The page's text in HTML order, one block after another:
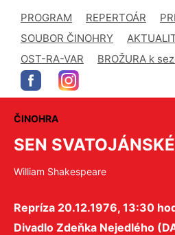
PROGRAM REPERTOÁR
SOUBOR ČINOHRY
OST-RA-VAR
BROŽURA k
ČINOHRA
SEN
William Shakespeare
Repríza 20.12.1976, 13:30
Divadlo Zdeňka Nejedlého